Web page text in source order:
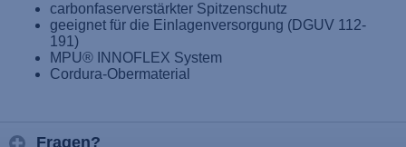
carbonfaserverstärkter Spitzenschutz
geeignet für die Einlagenversorgung (DGUV 112-
191)
MPU® INNOFLEX System
Cordura-Obermaterial
Fragen?